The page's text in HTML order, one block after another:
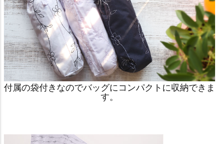
付属の袋付きなのでバッグにコンパクトに収納できま
す。